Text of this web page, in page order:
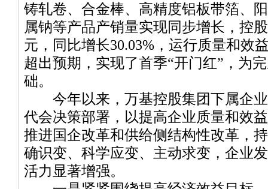
铸轧卷、合金棒、高精度铝板带箔、
属钠等产品产销量实现同步增长，控
元，同比增长30.03%，运行质量和效
超出预期，实现了首季“开门红”，为
础。
今年以来，万基控股集团下属企业
代会决策部署，以提高企业质量和效
推进国企改革和供给侧结构性改革，
确识变、科学应变、主动求变，企业
活力显著增强。